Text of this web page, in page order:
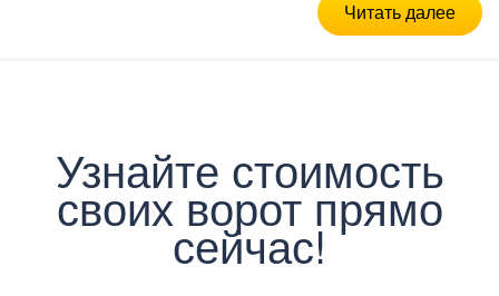
Читать далее
Узнайте стоимость
своих ворот прямо
сейчас!